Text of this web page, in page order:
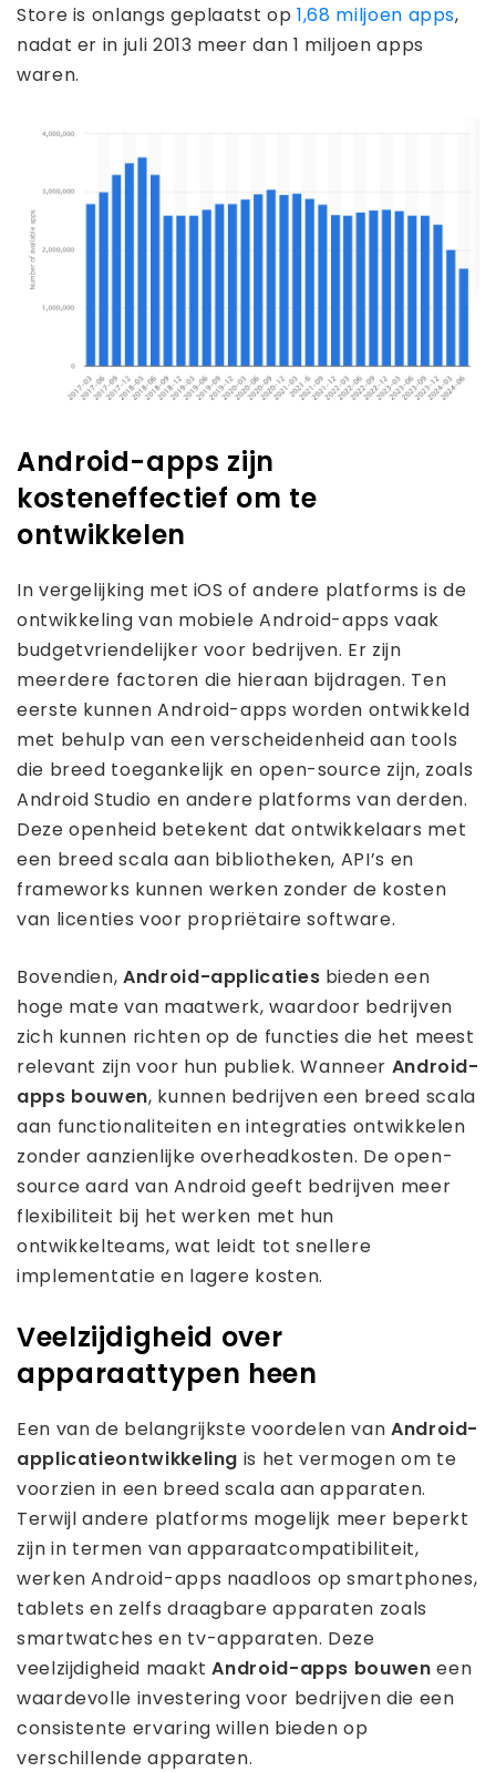
Store is onlangs geplaatst op1,68 miljoen apps,
nadat er in juli 2013 meer dan 1 miljoen apps
waren.
Android-apps zijn
kosteneffectief om te
ontwikkelen
In vergelijking met iOS of andere platforms is de
ontwikkeling van mobiele Android-apps vaak
budgetvriendelijker voor bedrijven. Er zijn
meerdere factoren die hieraan bijdragen. Ten
eerste kunnen Android-apps worden ontwikkeld
met behulp van een verscheidenheid aan tools
die breed toegankelijk en open-source zijn, zoals
Android Studio en andere platforms van derden.
Deze openheid betekent dat ontwikkelaars met
een breed scala aan bibliotheken, API’s en
frameworks kunnen werken zonder de kosten
van licenties voor propriëtaire software.
Bovendien,Android-applicaties bieden een
hoge mate van maatwerk, waardoor bedrijven
zich kunnen richten op de functies die het meest
relevant zijn voor hun publiek. Wanneer Android-
apps bouwen, kunnen bedrijven een breed scala
aan functionaliteiten en integraties ontwikkelen
zonder aanzienlijke overheadkosten. De open-
source aard van Android geeft bedrijven meer
flexibiliteit bij het werken met hun
ontwikkelteams, wat leidt tot snellere
implementatie en lagere kosten.
Veelzijdigheid over
apparaattypen heen
Een van de belangrijkste voordelen van Android-
applicatieontwikkeling is het vermogen om te
voorzien in een breed scala aan apparaten.
Terwijl andere platforms mogelijk meer beperkt
zijn in termen van apparaatcompatibiliteit,
werken Android-apps naadloos op smartphones,
tablets en zelfs draagbare apparaten zoals
smartwatches en tv-apparaten. Deze
veelzijdigheid maakt Android-apps bouwen een
waardevolle investering voor bedrijven die een
consistente ervaring willen bieden op
verschillende apparaten.